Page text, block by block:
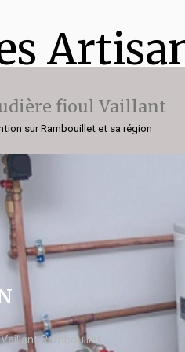
fioul Vaillant
sur Rambouillet et sa région
Rambouillet